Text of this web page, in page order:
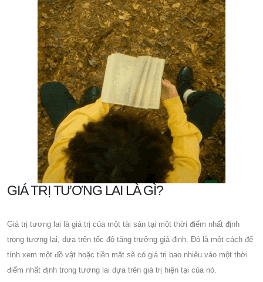
GIÁ TRỊ TƯƠNG LAI LÀ GÌ?
Giá trị tương lai là giá trị của một tài sản tại một thời điểm nhất định
trong tương lai, dựa trên tốc độ tăng trưởng giả định. Đó là một cách để
tính xem một đồ vật hoặc tiền mặt sẽ có giá trị bao nhiêu vào một thời
điểm nhất định trong tương lai dựa trên giá trị hiện tại của nó.